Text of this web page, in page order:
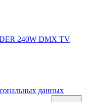
240W DMX TV
данных